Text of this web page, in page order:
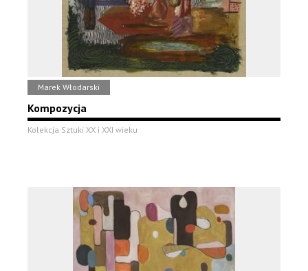
Marek Włodarski
Kompozycja
Kolekcja Sztuki XX i XXI wieku